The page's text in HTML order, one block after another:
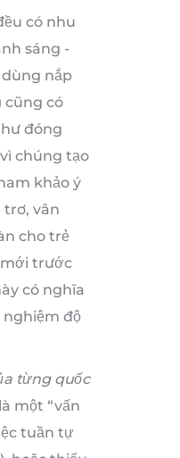
có nhu
sáng -
nắp
cũng có
đóng
chúng tạo
khảo ý
trơ, vân
cho trẻ
mới trước
có nghĩa
nghiệm độ
từng quốc
một “vấn
tuần tự